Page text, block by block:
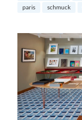
paris
schmuck